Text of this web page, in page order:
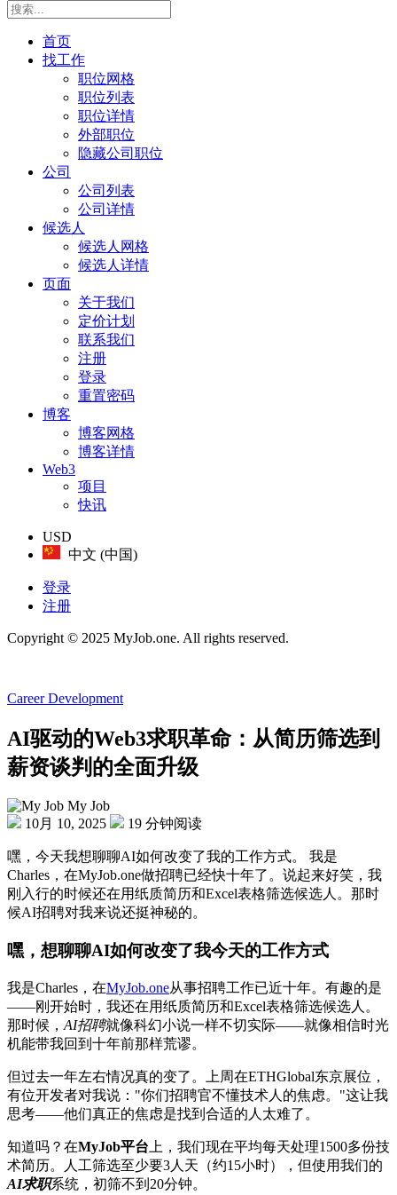
首页
找工作
职位网格
职位列表
职位详情
外部职位
隐藏公司职位
公司
公司列表
公司详情
候选人
候选人网格
候选人详情
页面
关于我们
定价计划
联系我们
注册
登录
重置密码
博客
博客网格
博客详情
Web3
项目
快讯
USD
中文 (中国)
登录
注册
Copyright © 2025 MyJob.one. All rights reserved.
Career Development
AI驱动的Web3求职革命：从简历筛选到
薪资谈判的全面升级
My Job
10月 10, 2025
19 分钟阅读
嘿，今天我想聊聊AI如何改变了我的工作方式。 我是
Charles，在MyJob.one做招聘已经快十年了。说起来好笑，我
刚入行的时候还在用纸质简历和Excel表格筛选候选人。那时
候AI招聘对我来说还挺神秘的。
嘿，想聊聊AI如何改变了我今天的工作方式
我是Charles，在MyJob.one从事招聘工作已近十年。有趣的是
——刚开始时，我还在用纸质简历和Excel表格筛选候选人。
那时候， AI招聘就像科幻小说一样不切实际——就像相信时光
机能带我回到十年前那样荒谬。
但过去一年左右情况真的变了。上周在ETHGlobal东京展位，
有位开发者对我说："你们招聘官不懂技术人的焦虑。"这让我
思考——他们真正的焦虑是找到合适的人太难了。
知道吗？在MyJob平台 上，我们现在平均每天处理1500多份技
术简历。人工筛选至少要3人天（约15小时），但使用我们的
AI求职系统，初筛不到20分钟。